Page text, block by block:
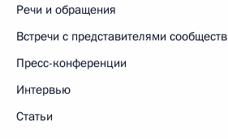
Речи и обращения
Встречи с представителями сообществ
Пресс-конференции
Интервью
Статьи